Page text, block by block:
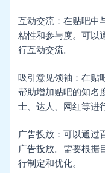
互动交流：在贴吧中
粘性和参与度。可以
行互动交流。
吸引意见领袖：在贴
帮助增加贴吧的知名
士、达人、网红等进
广告投放：可以通过
广告投放。需要根据
行制定和优化。